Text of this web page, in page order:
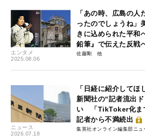
エンタメ
2025.08.06
「あの時、広島の
ったのでしょうね」
きに込められた平
鉛筆』で伝えた反戦
佐藤剛
ニュース
2026.07.18
「日経に紹介して
新聞社の“記者流出
い 「TikToker化ま
記者から不満続出
集英社オンライン編集部ニュ